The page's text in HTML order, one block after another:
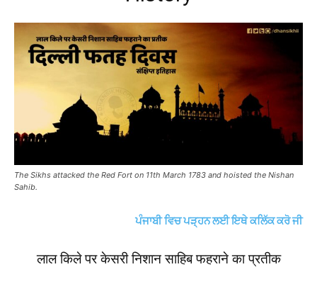
The Sikhs attacked the Red Fort on 11th March 1783 and hoisted the Nishan
Sahib.
ਪੰਜਾਬੀ ਵਿਚ ਪੜ੍ਹਨ ਲਈ ਇਥੇ ਕਲਿੱਕ ਕਰੋ ਜੀ
लाल किले पर केसरी निशान साहिब फहराने का प्रतीक